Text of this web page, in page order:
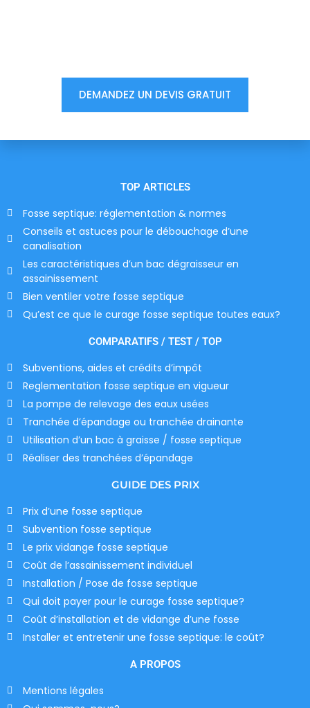
DEMANDEZ UN DEVIS GRATUIT
TOP ARTICLES
Fosse septique: réglementation & normes
Conseils et astuces pour le débouchage d’une
canalisation
Les caractéristiques d’un bac dégraisseur en
assainissement
Bien ventiler votre fosse septique
Qu’est ce que le curage fosse septique toutes eaux?
COMPARATIFS / TEST / TOP
Subventions, aides et crédits d’impôt
Reglementation fosse septique en vigueur
La pompe de relevage des eaux usées
Tranchée d’épandage ou tranchée drainante
Utilisation d’un bac à graisse / fosse septique
Réaliser des tranchées d’épandage
GUIDE DES PRIX
Prix d’une fosse septique
Subvention fosse septique
Le prix vidange fosse septique
Coût de l’assainissement individuel
Installation / Pose de fosse septique
Qui doit payer pour le curage fosse septique?
Coût d’installation et de vidange d’une fosse
Installer et entretenir une fosse septique: le coût?
A PROPOS
Mentions légales